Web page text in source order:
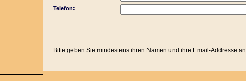
Telefon:
Bitte geben Sie mindestens ihren Namen und ihre Email-Addresse an.